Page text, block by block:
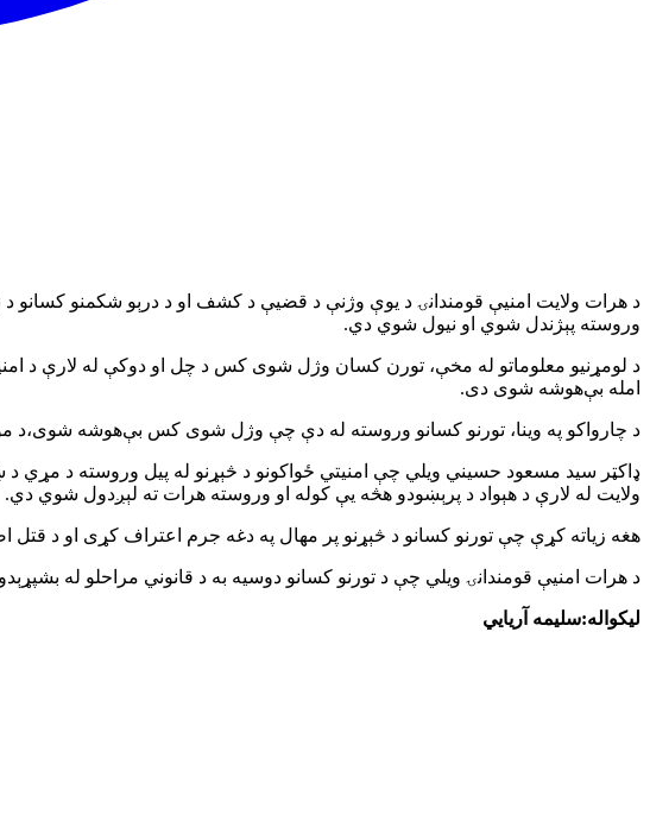
د هرات ولایت امنیې قومندانۍ د یوې وژنې د قضیې د کشف او د درېو شکمنو کسانو د
وروسته پېژندل شوي او نیول شوي دي.
د لومړنیو معلوماتو له مخې، تورن کسان وژل شوی کس د چل او دوکې له لارې د
امله بې‌هوشه شوی دی.
د چارواکو په وینا، تورنو کسانو وروسته له دې چې وژل شوی کس بې‌هوشه شوی،د
ډاکټر سید مسعود حسيني ویلي چې امنیتي ځواکونو د څېړنو له پیل وروسته د مړي
ولایت له لارې د هېواد د پرېښودو هڅه یې کوله او وروسته هرات ته لېږدول شوي دي.
هغه زیاته کړې چې تورنو کسانو د څېړنو پر مهال په دغه جرم اعتراف کړی او د قتل
د هرات امنیې قومندانۍ ویلي چې د تورنو کسانو دوسیه به د قانوني مراحلو له
لیکواله:سلیمه آریایي